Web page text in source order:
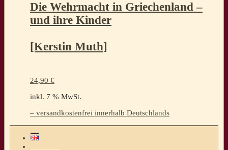
Die Wehrmacht in Griechenland –
und ihre Kinder
[Kerstin Muth]
24,90 €
inkl. 7 % MwSt.
– versandkostenfrei innerhalb Deutschlands